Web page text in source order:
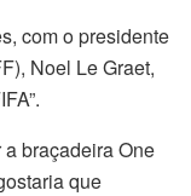
com o presidente
Noel Le Graet,
braçadeira One
que